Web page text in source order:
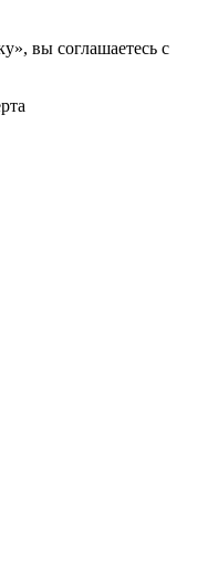
вы соглашаетесь с